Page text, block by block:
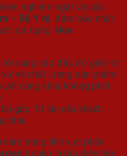
nghiêm ngặt và cấp
– Bộ Y tế, đảm bảo chất
sử dụng. Hoa
tôi cung cấp đầy đủ giấy tờ
và chất lượng sản phẩm.
yết công khai, không phát
gấp 10 lần nếu khách
nhái.
trong lĩnh vực phân
tự hào là đại diện tiêu